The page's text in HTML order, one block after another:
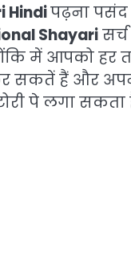
Hindiपढ़ना पसंद
Shayari
में आपको हर
सकतें हैं और
पे लगा सकता